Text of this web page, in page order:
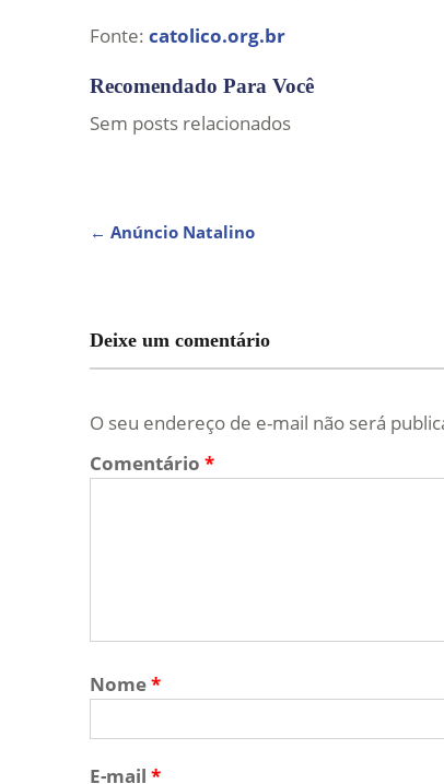
Fonte: catolico.org.br
Recomendado Para Você
Sem posts relacionados
NAVEGAÇÃO
POST
← Anúncio Natalino
Deixe um comentário
O seu endereço de e-mail não será
Comentário *
Nome*
E-mail *